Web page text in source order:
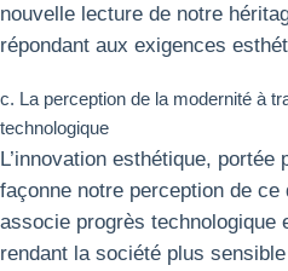
nouvelle lecture de notre
répondant aux exigences
c. La perception de la modernité à
technologique
L’innovation esthétique,
façonne notre perception de ce
associe progrès technologique
rendant la société plus